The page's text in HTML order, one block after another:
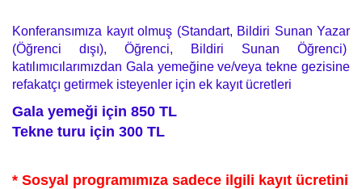
Konferansımıza kayıt olmuş (Standart, Bildiri Sunan Yazar
(Öğrenci dışı), Öğrenci, Bildiri Sunan Öğrenci)
katılımıcılarımızdan Gala yemeğine ve/veya tekne gezisine
refakatçı getirmek isteyenler için ek kayıt ücretleri
Gala yemeği için 850 TL
Tekne turu için 300 TL
* Sosyal programımıza sadece ilgili kayıt ücretini